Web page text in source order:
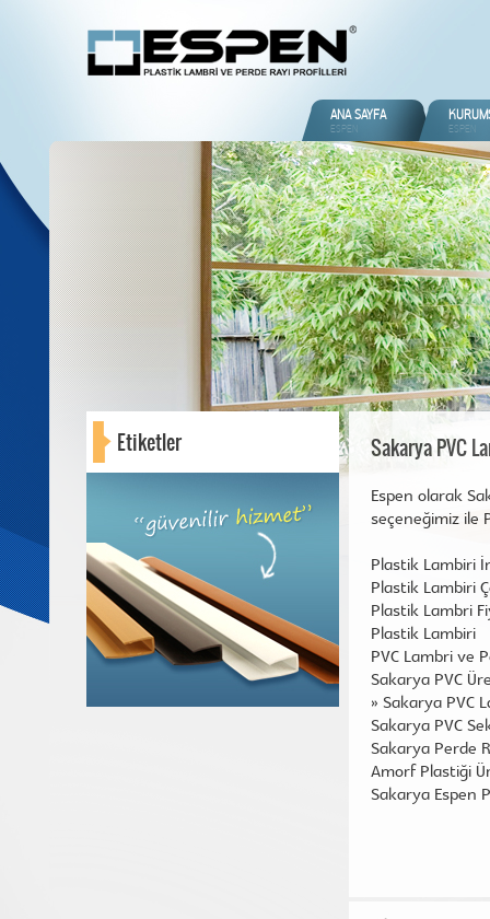
ANA SAYFA
ESPEN ESPEN
Etiketler Sakarya PVC
Espen olarak
seçeneğimiz ile
Plastik Lambiri
Plastik Lambiri
Plastik Lambri
Plastik Lambiri
PVC Lambri ve
Sakarya PVC
» Sakarya PVC
Sakarya PVC
Sakarya Perde
Amorf Plastiği
Sakarya Espen